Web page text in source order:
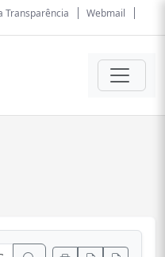
Transparência Webmail